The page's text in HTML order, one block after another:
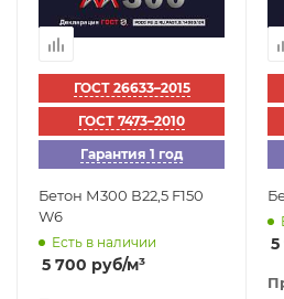
ГОСТ 26633–2015
ГОСТ 7473–2010
Гарантия 1 год
Бетон М300 В22,5 F150
W6
Есть в наличии
5 700 руб/м³
5